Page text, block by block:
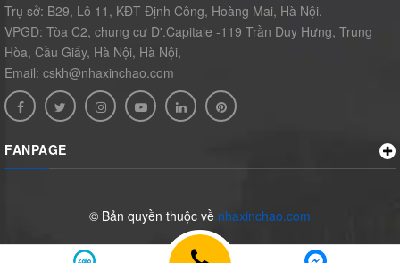
Trụ sở: B29, Lô 11, KĐT Định Công, Hoàng Mai, Hà Nội.
VPGD: Tòa C2, chung cư D'.Capitale -119 Trần Duy Hưng, Trung
Hòa, Cầu Giấy, Hà Nội, Hà Nội,
Email: cskh@nhaxinchao.com
FANPAGE
© Bản quyền thuộc về nhaxinchao.com